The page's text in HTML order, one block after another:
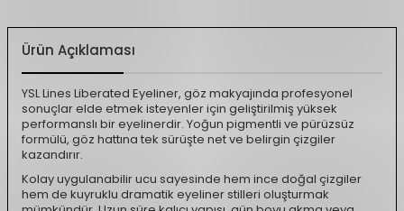
Ürün Açıklaması
YSL Lines Liberated Eyeliner, göz makyajında profesyonel
sonuçlar elde etmek isteyenler için geliştirilmiş yüksek
performanslı bir eyelinerdir. Yoğun pigmentli ve pürüzsüz
formülü, göz hattına tek sürüşte net ve belirgin çizgiler
kazandırır.
Kolay uygulanabilir ucu sayesinde hem ince doğal çizgiler
hem de kuyruklu dramatik eyeliner stilleri oluşturmak